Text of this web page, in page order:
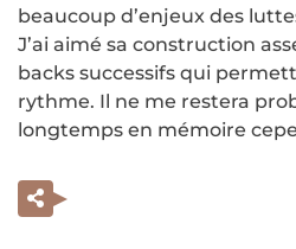
beaucoup d’enjeux des
J’ai aimé sa construction
backs successifs qui
rythme. Il ne me restera
longtemps en mémoire